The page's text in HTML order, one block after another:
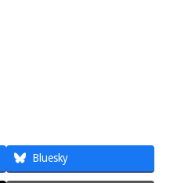
Bluesky